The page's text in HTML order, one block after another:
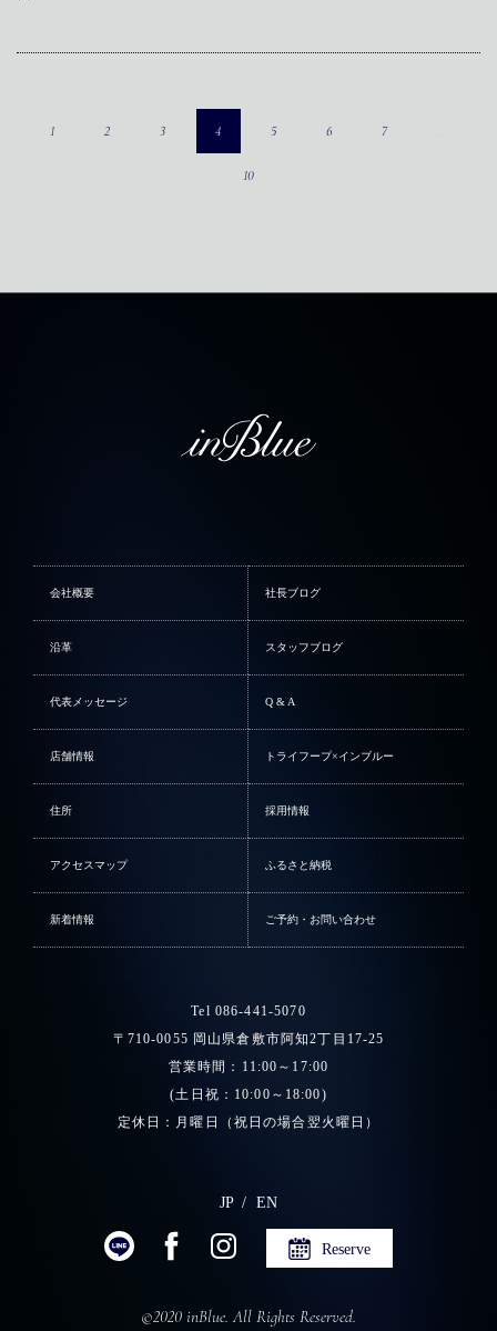
1 2 3 4 5 6 7
10
会社概要 社長ブログ
沿革 スタッフブログ
代表メッセージ Q & A
店舗情報 トライフープ×インブルー
住所 採用情報
アクセスマップ ふるさと納税
新着情報 ご予約・お問い合わせ
Tel 086-441-5070
〒710-0055 岡山県倉敷市阿知2丁目17-25
営業時間：11:00～17:00
(土日祝：10:00～18:00)
定休日：月曜日（祝日の場合翌火曜日）
JP EN
Reserve
©2020 inBlue. All Rights Reserved.